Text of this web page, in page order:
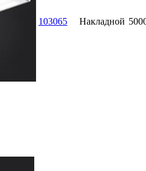
103065 Накладной